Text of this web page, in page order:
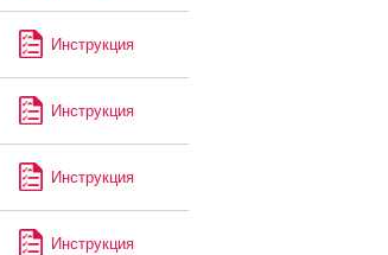
Инструкция
Инструкция
Инструкция
Инструкция